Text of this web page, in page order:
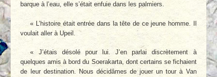
barque à l’eau, elle s’était enfuie dans les palmiers.
« L’histoire était entrée dans la tête de ce jeune homme. Il
voulait aller à Upeil.
« J’étais désolé pour lui. J’en parlai discrètement à
quelques amis à bord du Soerakarta, dont certains se fichaient
de leur destination. Nous décidâmes de jouer un tour à Van